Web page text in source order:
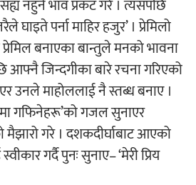
नहुने भाव प्रकट गरे । त्यसपछि
पर्ना माहिर हजुर’ । प्रेमिलो
बनाएका बान्तुले मनको भावना
जिन्दगीका बारे रचना गरिएको
उनले माहोललाई नै स्तब्ध बनाए ।
गफिनेहरू’को गजल सुनाएर
मैझारो गरे । दशकदीर्घाबाट आएको
गर्दै पुनः सुनाए– ‘मेरी प्रिय